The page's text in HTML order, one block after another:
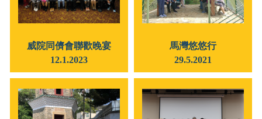
威院同儕會聯歡晚宴
12.1.2023
馬灣悠悠行
29.5.2021